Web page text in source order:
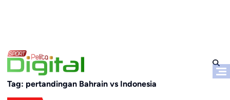
Tag: pertandingan Bahrain vs Indonesia